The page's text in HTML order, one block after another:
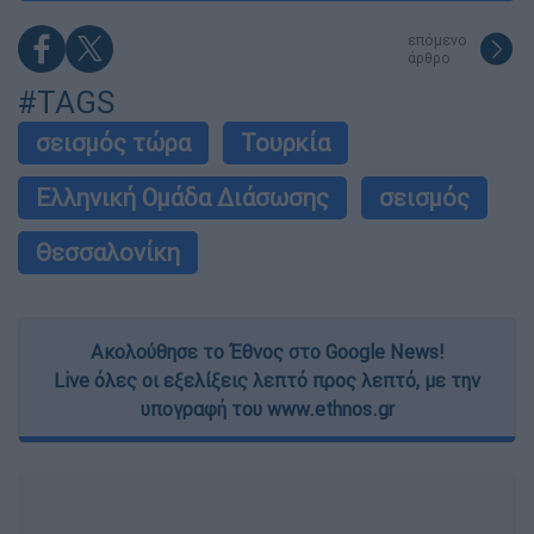
επόμενο
άρθρο
#TAGS
σεισμός τώρα
Τουρκία
Ελληνική Ομάδα Διάσωσης
σεισμός
Θεσσαλονίκη
Ακολούθησε το Έθνος στο Google News!
Live όλες οι εξελίξεις λεπτό προς λεπτό, με την
υπογραφή του www.ethnos.gr